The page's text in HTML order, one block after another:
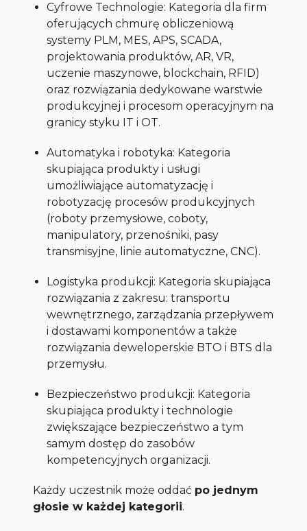
Cyfrowe Technologie: Kategoria dla firm
oferujących chmurę obliczeniową
systemy PLM, MES, APS, SCADA,
projektowania produktów, AR, VR,
uczenie maszynowe, blockchain, RFID)
oraz rozwiązania dedykowane warstwie
produkcyjnej i procesom operacyjnym na
granicy styku IT i OT.
Automatyka i robotyka: Kategoria
skupiająca produkty i usługi
umożliwiające automatyzację i
robotyzację procesów produkcyjnych
(roboty przemysłowe, coboty,
manipulatory, przenośniki, pasy
transmisyjne, linie automatyczne, CNC).
Logistyka produkcji: Kategoria skupiająca
rozwiązania z zakresu: transportu
wewnętrznego, zarządzania przepływem
i dostawami komponentów a także
rozwiązania deweloperskie BTO i BTS dla
przemysłu.
Bezpieczeństwo produkcji: Kategoria
skupiająca produkty i technologie
zwiększające bezpieczeństwo a tym
samym dostęp do zasobów
kompetencyjnych organizacji.
Każdy uczestnik może oddać po jednym
głosie w każdej kategorii.